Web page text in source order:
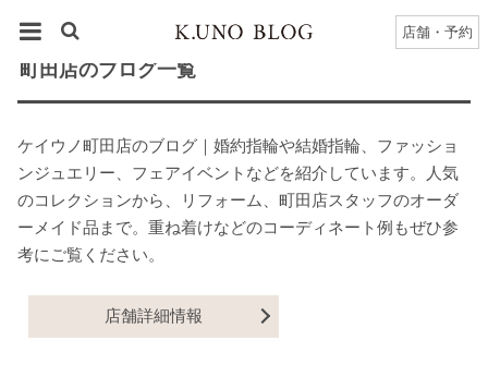
店舗・予約
町田店のブログ一覧
ケイウノ町田店のブログ｜婚約指輪や結婚指輪、ファッショ
ンジュエリー、フェアイベントなどを紹介しています。人気
のコレクションから、リフォーム、町田店スタッフのオーダ
ーメイド品まで。重ね着けなどのコーディネート例もぜひ参
考にご覧ください。
店舗詳細情報